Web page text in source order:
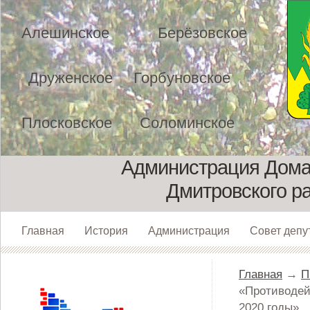
Алешинское Берёзовское
Друженское Горбуновское
Плосковское Соломинское
Главная История Администрация Совет
Администрация
Дмитровского
Главная →